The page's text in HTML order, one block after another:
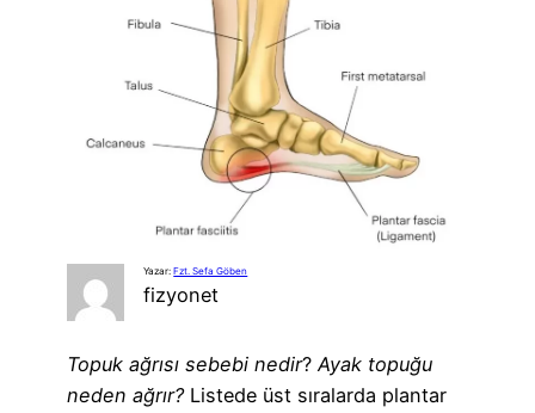
Yazar:Fzt. Sefa Göben
fizyonet
Topuk ağrısı sebebi nedir?Ayak topuğu
neden ağrır?Listede üst sıralarda plantar